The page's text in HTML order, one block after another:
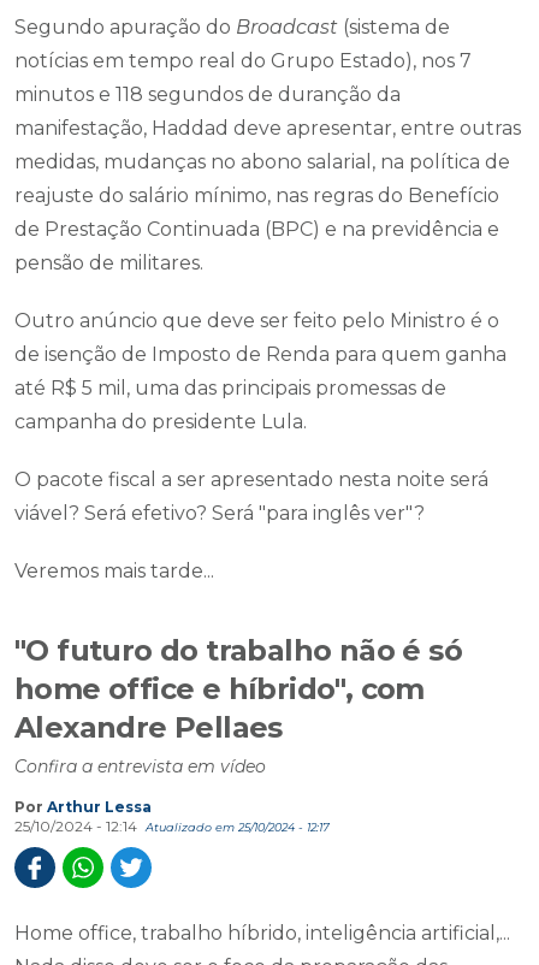
Segundo apuração do Broadcast (sistema de
notícias em tempo real do Grupo Estado), nos 7
minutos e 118 segundos de duranção da
manifestação, Haddad deve apresentar, entre outras
medidas, mudanças no abono salarial, na política de
reajuste do salário mínimo, nas regras do Benefício
de Prestação Continuada (BPC) e na previdência e
pensão de militares.
Outro anúncio que deve ser feito pelo Ministro é o
de isenção de Imposto de Renda para quem ganha
até R$ 5 mil, uma das principais promessas de
campanha do presidente Lula.
O pacote fiscal a ser apresentado nesta noite será
viável? Será efetivo? Será "para inglês ver"?
Veremos mais tarde...
"O futuro do trabalho não é só
home office e híbrido", com
Alexandre Pellaes
Confira a entrevista em vídeo
Por Arthur Lessa
25/10/2024 - 12:14
Atualizado em 25/10/2024 - 12:17
Home office, trabalho híbrido, inteligência artificial,...